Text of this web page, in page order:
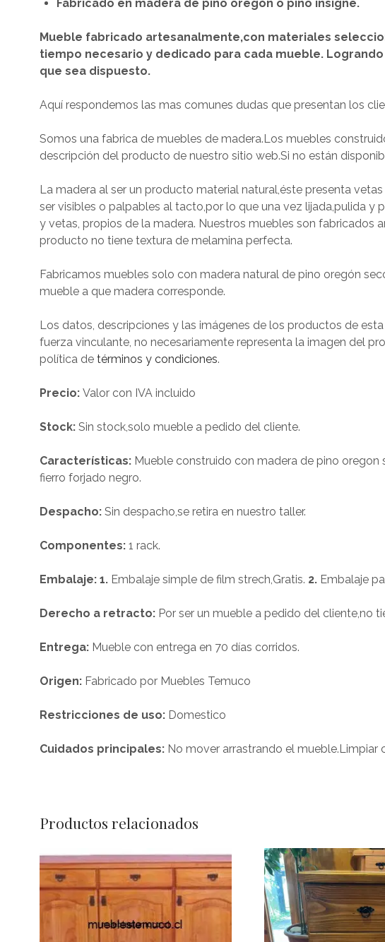
Fabricado en madera de pino oregón o pino insigne.
Mueble fabricado artesanalmente,con materiales
tiempo necesario y dedicado para cada mueble.
que sea dispuesto.
Aquí respondemos las mas comunes dudas que presentan los
Somos una fabrica de muebles de madera.Los muebles
descripción del producto de nuestro sitio web.Si no están
La madera al ser un producto material natural,éste presenta
ser visibles o palpables al tacto,por lo que una vez lijada,pulida y
y vetas, propios de la madera. Nuestros muebles son fabricados
producto no tiene textura de melamina perfecta.
Fabricamos muebles solo con madera natural de pino oregón
mueble a que madera corresponde.
Los datos, descripciones y las imágenes de los productos de
fuerza vinculante, no necesariamente representa la imagen del
política de términos y condiciones.
Precio: Valor con IVA incluido
Stock: Sin stock,solo mueble a pedido del cliente.
Características: Mueble construido con madera de pino oregon
fierro forjado negro.
Despacho: Sin despacho,se retira en nuestro taller.
Componentes: 1 rack.
Embalaje: 1. Embalaje simple de film strech,Gratis. 2. Embalaje
Derecho a retracto: Por ser un mueble a pedido del cliente,no
Entrega: Mueble con entrega en 70 días corridos.
Origen: Fabricado por Muebles Temuco
Restricciones de uso: Domestico
Cuidados principales: No mover arrastrando el mueble.Limpiar
Productos relacionados